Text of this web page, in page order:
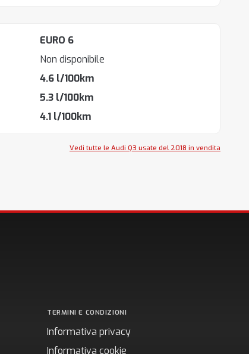
EURO 6
Non disponibile
4.6 l/100km
5.3 l/100km
4.1 l/100km
Vedi tutte le Audi Q3 usate del 2018 in vendita
TERMINI E CONDIZIONI
Informativa privacy
Informativa cookie